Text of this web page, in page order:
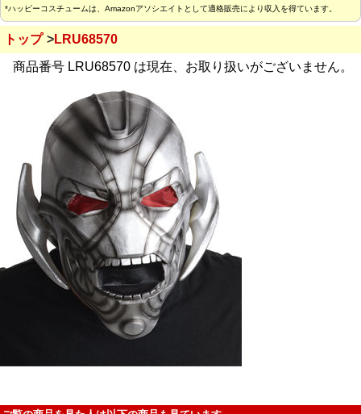
*ハッピーコスチュームは、Amazonアソシエイトとして適格販売により収入を得ています。
トップ
LRU68570
商品番号 LRU68570 は現在、お取り扱いがございません。